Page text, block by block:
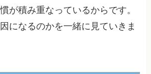
が積み重なっているからです。
になるのかを一緒に見ていきま